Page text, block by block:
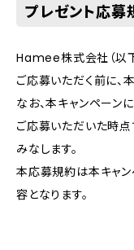
プレゼント応募
Hamee株式会社（以
ご応募いただく前に、
なお、本キャンペーン
ご応募いただいた時
みなします。
本応募規約は本キャ
容となります。